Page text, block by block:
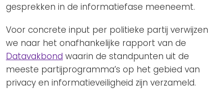
gesprekken in de informatiefase meeneemt.
Voor concrete input per politieke partij verwijzen
we naar het onafhankelijke rapport van de
Datavakbond waarin de standpunten uit de
meeste partijprogramma’s op het gebied van
privacy en informatieveiligheid zijn verzameld.